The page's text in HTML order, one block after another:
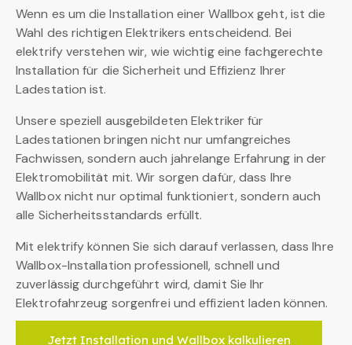
Wenn es um die Installation einer Wallbox geht, ist die
Wahl des richtigen Elektrikers entscheidend. Bei
elektrify verstehen wir, wie wichtig eine fachgerechte
Installation für die Sicherheit und Effizienz Ihrer
Ladestation ist.
Unsere speziell ausgebildeten Elektriker für
Ladestationen bringen nicht nur umfangreiches
Fachwissen, sondern auch jahrelange Erfahrung in der
Elektromobilität mit. Wir sorgen dafür, dass Ihre
Wallbox nicht nur optimal funktioniert, sondern auch
alle Sicherheitsstandards erfüllt.
Mit elektrify können Sie sich darauf verlassen, dass Ihre
Wallbox-Installation professionell, schnell und
zuverlässig durchgeführt wird, damit Sie Ihr
Elektrofahrzeug sorgenfrei und effizient laden können.
Jetzt Installation und Wallbox kalkulieren